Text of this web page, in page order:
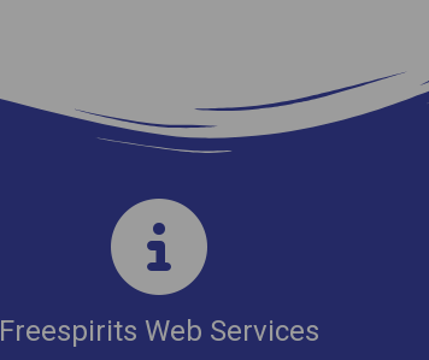
Freespirits Web Services